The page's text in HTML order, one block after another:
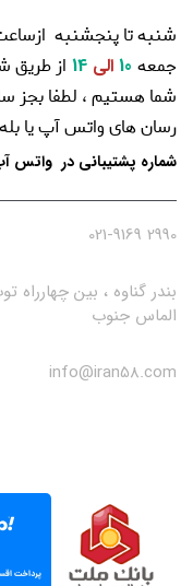
شنبه تا پنجشنبه
جمعه
الی از طریق
شما هستیم ، لطفا بجز
رسان های واتس آپ یا بله
شماره پشتیبانی در واتس
2990 021-9169
الماس جنوب
info@iran58.com